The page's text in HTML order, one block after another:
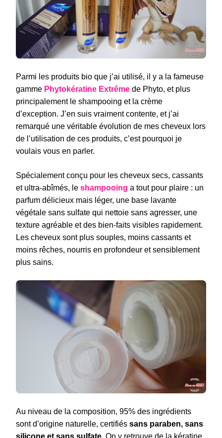
Parmi les produits bio que j’ai utilisé, il y a la fameuse
gamme Phytokératine Extrême de Phyto, et plus
principalement le shampooing et la crème
d’exception. J’en suis vraiment contente, et j’ai
remarqué une véritable évolution de mes cheveux lors
de l’utilisation de ces produits, c’est pourquoi je
voulais vous en parler.
Spécialement conçu pour les cheveux secs, cassants
et ultra-abîmés, le shampooing a tout pour plaire : un
parfum délicieux mais léger, une base lavante
végétale sans sulfate qui nettoie sans agresser, une
texture agréable et des bien-faits visibles rapidement.
Les cheveux sont plus souples, moins cassants et
moins rêches, nourris en profondeur et sensiblement
plus sains.
Au niveau de la composition, 95% des ingrédients
sont d’origine naturelle, certifiés sans paraben, sans